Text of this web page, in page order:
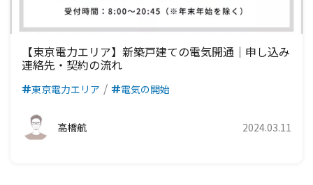
【東京電力エリア】新築戸建ての電気開通｜申し込み
連絡先・契約の流れ
東京電力エリア 電気の開始
高橋航 2024.03.11